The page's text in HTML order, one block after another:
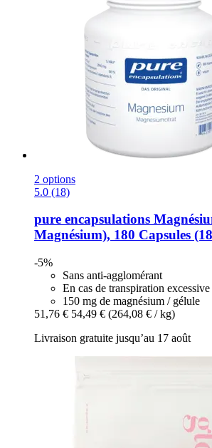
2 options
5.0 (18)
pure encapsulations
Magnésium), 180 Capsules
-5%
Sans anti-agglomérant
En cas de transpiration excessive
150 mg de magnésium / gélule
51,76 € 54,49 € (264,08 € / kg)
Livraison gratuite jusqu’au 17 août